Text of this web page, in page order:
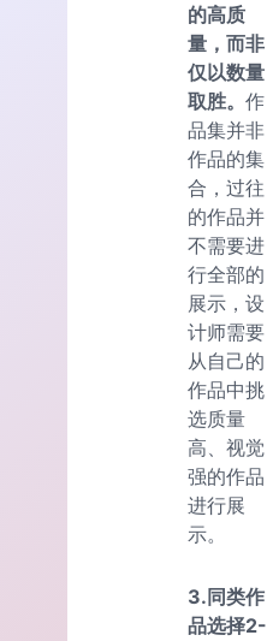
的高质
量，而非
仅以数量
取胜。 作
品集并非
作品的集
合，过往
的作品并
不需要进
行全部的
展示，设
计师需要
从自己的
作品中挑
选质量
高、视觉
强的作品
进行展
示。
3.同类作
品选择2-